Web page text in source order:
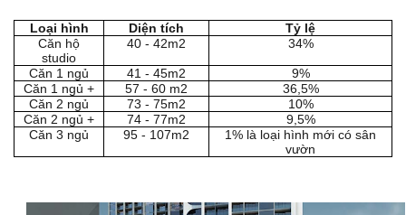
Loại hình Diện tích
Tỷ lệ
Căn hộ
studio
40 - 42m2 34%
Căn 1 ngủ 41 - 45m2
9%
Căn 1 ngủ +
57 - 60 m2
36,5%
Căn 2 ngủ
73 - 75m2
10%
Căn 2 ngủ +
74 - 77m2
9,5%
Căn 3 ngủ
95 - 107m2
1% là loại hình mới có sân
vườn